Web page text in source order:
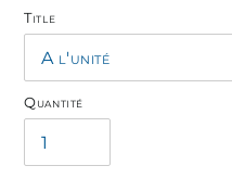
Title
Quantité